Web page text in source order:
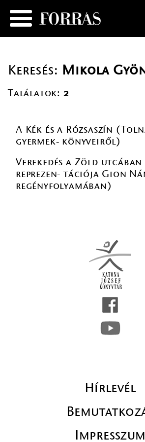
Keresés: Mikola
Találatok: 2
A Kék és a Rózsaszín
gyermek- könyveiről)
Verekedés a Zöld
reprezen- tációja Gion
regényfolyamában)
Hírlevél
Impresszum